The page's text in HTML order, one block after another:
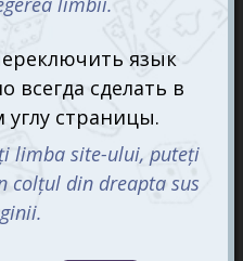
точно, но в такие ещё не